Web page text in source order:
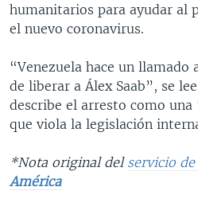
humanitarios para ayudar al
el nuevo coronavirus.
“Venezuela hace un llamado
de liberar a Álex Saab”, se
describe el arresto como
que viola la legislación
*Nota original del servicio
América